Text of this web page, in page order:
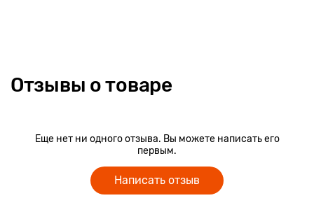
Отзывы о товаре
Еще нет ни одного отзыва. Вы можете написать его
первым.
Написать отзыв